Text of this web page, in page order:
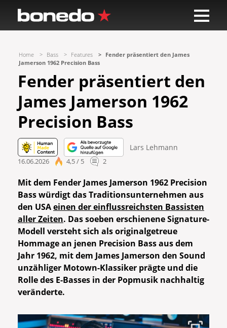
Home Bass Features
Fender präsentiert den James
Jamerson 1962 Precision Bass
Fender präsentiert den
James Jamerson 1962
Precision Bass
Lars Lehmann
16.06.2026 4,5 / 5 2
Mit dem Fender James Jamerson 1962 Precision
Bass würdigt das Traditionsunternehmen aus
den USAeinen der einflussreichsten Bassisten
aller Zeiten. Das soeben erschienene Signature-
Modell versteht sich als originalgetreue
Hommage an jenen Precision Bass aus dem
Jahr 1962, mit dem James Jamerson den Sound
unzähliger Motown-Klassiker prägte und die
Rolle des E-Basses in der Popmusik nachhaltig
veränderte.